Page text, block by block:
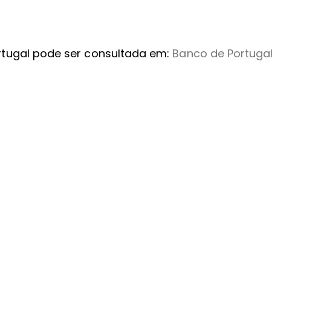
pode ser consultada em: Banco de Portugal